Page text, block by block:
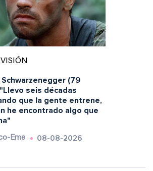
(79
seis décadas
que la gente entrene,
he encontrado algo que
Eme 08-08-2026